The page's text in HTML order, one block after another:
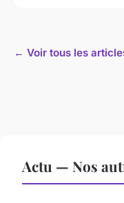
← Voir tous les
Actu — Nos